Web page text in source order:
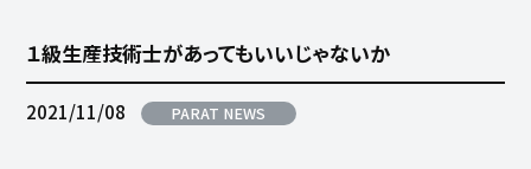
１級生産技術士があってもいいじゃないか
2021/11/08 PARAT NEWS